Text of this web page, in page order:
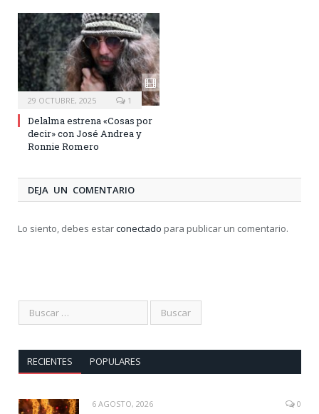
29 OCTUBRE, 2025 1
Delalma estrena «Cosas por
decir» con José Andrea y
Ronnie Romero
DEJA UN COMENTARIO
Lo siento, debes estarconectado para publicar un comentario.
RECIENTES POPULARES
6 AGOSTO, 2026 0